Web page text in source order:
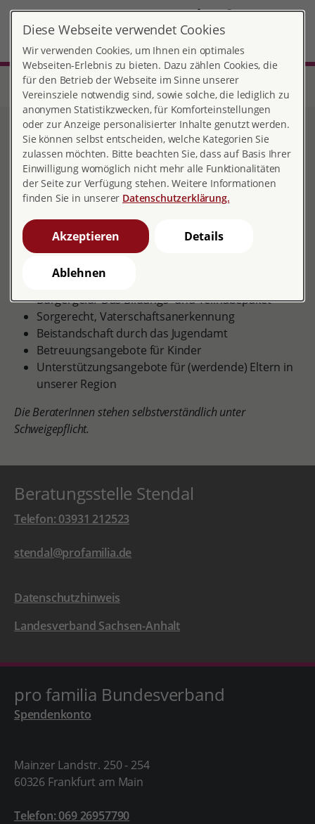
DE
Start Sachsen-Anhalt
Beratungsstelle Stendal
Sozialrechtliche Beratung
Sozialrechtliche Beratung
Wir beraten Sie bei Fragen zu:
Trennung/Scheidung
Elternzeit, Elterngeld, Kindergeld,
Kindesunterhalt/Unterhaltsvorschuss
Bürgergeld/ Das Bildungs- und Teilhabepaket
Sorgerecht, Vaterschaftsanerkennung
Beistandschaft durch das Jugendamt
Betreuungsangebote für Kinder
Unterstützungsangebote für (werdende) Eltern in
unserer Region
Die BeraterInnen stehen selbstverständlich unter
Schweigepflicht.
Beratungsstelle Stendal
Telefon: 03931 212523
stendal@profamilia.de
Datenschutzhinweis
Landesverband Sachsen-Anhalt
pro familia Bundesverband
Spendenkonto
Mainzer Landstr. 250 - 254
60326 Frankfurt am Main
Telefon: 069 26957790
Diese Webseite verwendet Cookies
Wir verwenden Cookies, um Ihnen ein optimales
Webseiten-Erlebnis zu bieten. Dazu zählen Cookies, die
für den Betrieb der Webseite im Sinne unserer
Vereinsziele notwendig sind, sowie solche, die lediglich zu
anonymen Statistikzwecken, für Komforteinstellungen
oder zur Anzeige personalisierter Inhalte genutzt werden.
Sie können selbst entscheiden, welche Kategorien Sie
zulassen möchten. Bitte beachten Sie, dass auf Basis Ihrer
Einwilligung womöglich nicht mehr alle Funktionalitäten
der Seite zur Verfügung stehen. Weitere Informationen
finden Sie in unserer Datenschutzerklärung.
Akzeptieren Details
Ablehnen